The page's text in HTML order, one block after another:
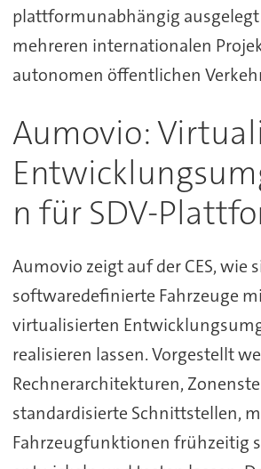
plattformunabhängig
mehreren internationalen
autonomen öffentlichen
Aumovio:
n für SDV-
Aumovio zeigt auf der CES, wie
softwaredefinierte Fahrzeuge
virtualisierten
realisieren lassen. Vorgestellt
Rechnerarchitekturen,
standardisierte Schnittstellen,
Fahrzeugfunktionen frühzeitig